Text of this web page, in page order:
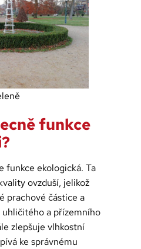
funkce
funkce ekologická. Ta
ovzduší, jelikož
prachové částice a
a přízemního
zlepšuje vlhkostní
ke správnému